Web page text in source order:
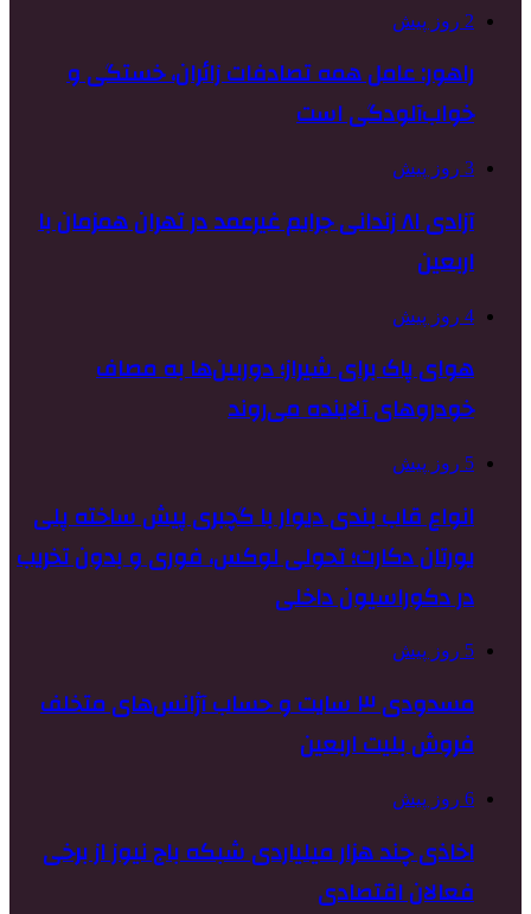
2 روز پیش
راهور: عامل همه تصادفات زائران، خستگی و
خواب‌آلودگی است
3 روز پیش
آزادی ۸۱ زندانی جرایم غیرعمد در تهران همزمان با
اربعین
4 روز پیش
هوای پاک برای شیراز؛ دوربین‌ها به مصاف
خودروهای آلاینده می‌روند
5 روز پیش
انواع قاب بندی دیوار با گچبری پیش ساخته پلی
یورتان دکارت؛ تحولی لوکس، فوری و بدون تخریب
در دکوراسیون داخلی
5 روز پیش
مسدودی ۳ سایت و حساب آژانس‌های متخلف
فروش بلیت اربعین
6 روز پیش
اخاذی چند هزار میلیاردی شبکه باج نیوز از برخی
فعالان اقتصادی